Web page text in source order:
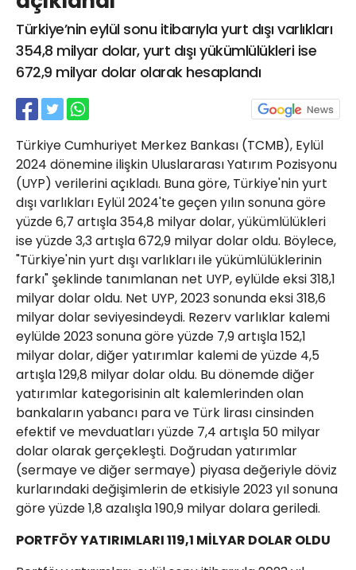
Türkiye’nin eylül sonu itibarıyla yurt dışı varlıkları
354,8 milyar dolar, yurt dışı yükümlülükleri ise
672,9 milyar dolar olarak hesaplandı
Türkiye Cumhuriyet Merkez Bankası (TCMB), Eylül
2024 dönemine ilişkin Uluslararası Yatırım Pozisyonu
(UYP) verilerini açıkladı. Buna göre, Türkiye'nin yurt
dışı varlıkları Eylül 2024'te geçen yılın sonuna göre
yüzde 6,7 artışla 354,8 milyar dolar, yükümlülükleri
ise yüzde 3,3 artışla 672,9 milyar dolar oldu. Böylece,
"Türkiye'nin yurt dışı varlıkları ile yükümlülüklerinin
farkı" şeklinde tanımlanan net UYP, eylülde eksi 318,1
milyar dolar oldu. Net UYP, 2023 sonunda eksi 318,6
milyar dolar seviyesindeydi. Rezerv varlıklar kalemi
eylülde 2023 sonuna göre yüzde 7,9 artışla 152,1
milyar dolar, diğer yatırımlar kalemi de yüzde 4,5
artışla 129,8 milyar dolar oldu. Bu dönemde diğer
yatırımlar kategorisinin alt kalemlerinden olan
bankaların yabancı para ve Türk lirası cinsinden
efektif ve mevduatları yüzde 7,4 artışla 50 milyar
dolar olarak gerçekleşti. Doğrudan yatırımlar
(sermaye ve diğer sermaye) piyasa değeriyle döviz
kurlarındaki değişimlerin de etkisiyle 2023 yıl sonuna
göre yüzde 1,8 azalışla 190,9 milyar dolara geriledi.
PORTFÖY YATIRIMLARI 119,1 MİLYAR DOLAR OLDU
02624132333
haber@golcukpostasi.com